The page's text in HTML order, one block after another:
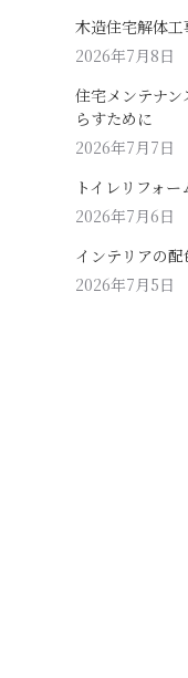
木造住宅解体工
2026年7月8日
住宅メンテナ
らすために
2026年7月7日
トイレリフォー
2026年7月6日
インテリアの
2026年7月5日